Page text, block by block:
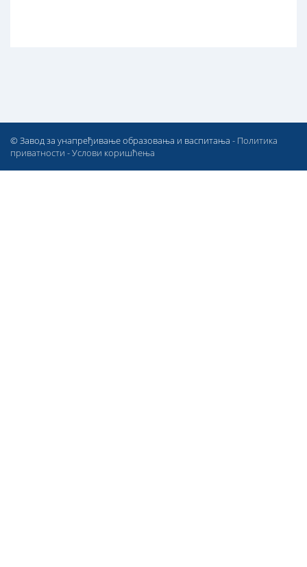
© Завод за унапређивање образовања и васпитања - Политика
приватности -Услови коришћења